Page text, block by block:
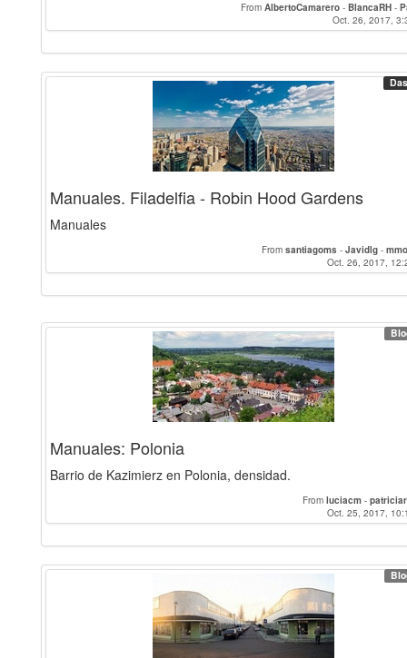
From AlbertoCamarero - BlancaRH -
Oct. 26, 2017,
Manuales. Filadelfia - Robin Hood Gardens
Manuales
From santiagoms - Javidlg -
Oct. 26, 2017,
Manuales: Polonia
Barrio de Kazimierz en Polonia, densidad.
From luciacm -
Oct. 25, 2017,